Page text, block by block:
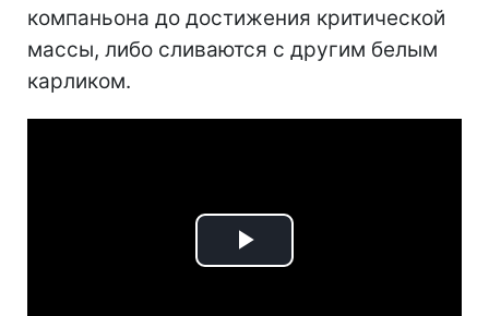
компаньона до достижения критической
массы, либо сливаются с другим белым
карликом.
Play